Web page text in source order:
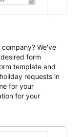
We've
form
template and
requests in
for your
for your